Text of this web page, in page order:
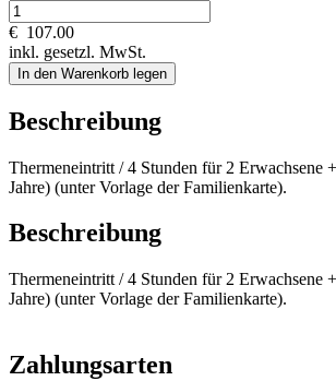
€ 107.00
inkl. gesetzl. MwSt.
In den Warenkorb legen
Beschreibung
Thermeneintritt / 4 Stunden für 2 Erwachsene
Jahre) (unter Vorlage der Familienkarte).
Beschreibung
Thermeneintritt / 4 Stunden für 2 Erwachsene
Jahre) (unter Vorlage der Familienkarte).
Zahlungsarten